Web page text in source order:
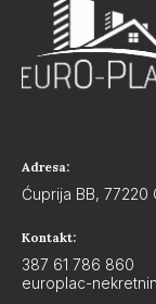
Adresa:
Ćuprija BB, 77220
Kontakt:
387 61 786 860
europlac-